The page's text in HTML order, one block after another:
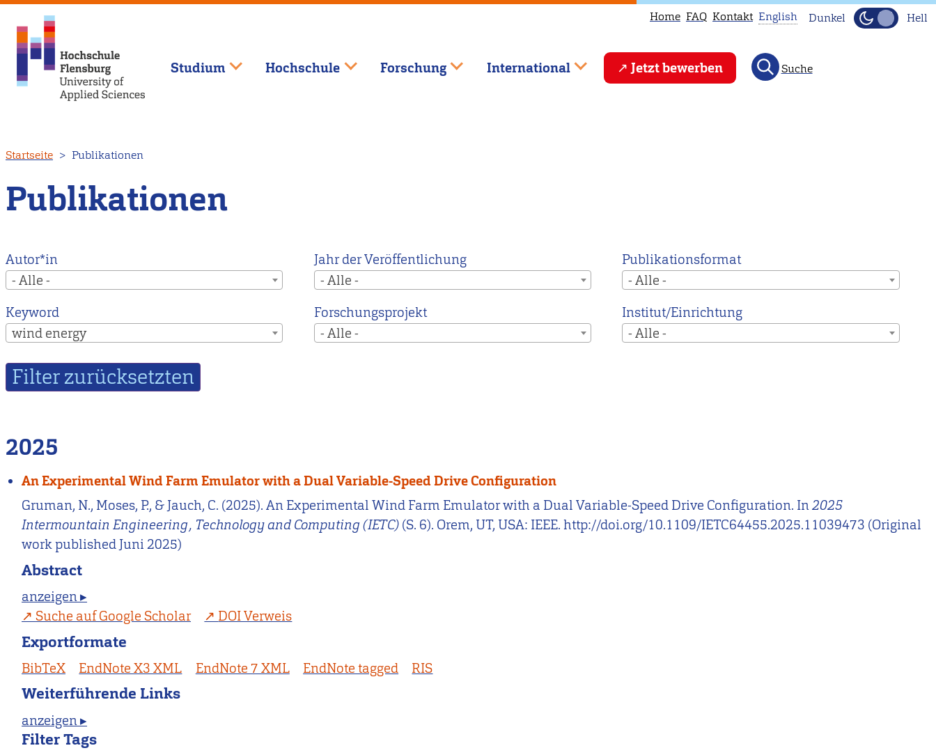
zum
Inhalt
Home FAQ Kontakt
This
page
main
page
English Dunkel Hell
Studium Hochschule Forschung International Jetzt bewerben Suche
Startseite Publikationen
Publikationen
Autor*in
- Alle -
Jahr der Veröffentlichung
- Alle -
Publikationsformat
- Alle -
Keyword
wind energy
Forschungsprojekt
- Alle -
Institut/Einrichtung
- Alle -
2025
An Experimental Wind Farm Emulator with a Dual Variable-Speed Drive Configuration
Gruman, N., Moses, P., & Jauch, C. (2025). An Experimental Wind Farm Emulator with a Dual Variable-Speed Drive Configuration. In2025
Intermountain Engineering, Technology and Computing (IETC) (S. 6). Orem, UT, USA: IEEE. http://doi.org/10.1109/IETC64455.2025.11039473 (Original
work published Juni 2025)
Abstract
anzeigen ▸
Suche auf Google Scholar
DOI Verweis
Exportformate
BibTeX EndNote X3 XML EndNote 7 XML EndNote tagged RIS
Weiterführende Links
anzeigen ▸
Filter Tags